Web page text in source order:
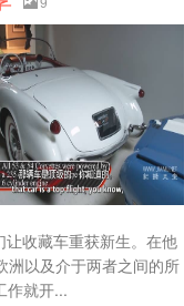
收藏车重获新生。在他
洲以及介于两者之间的所
作就开...